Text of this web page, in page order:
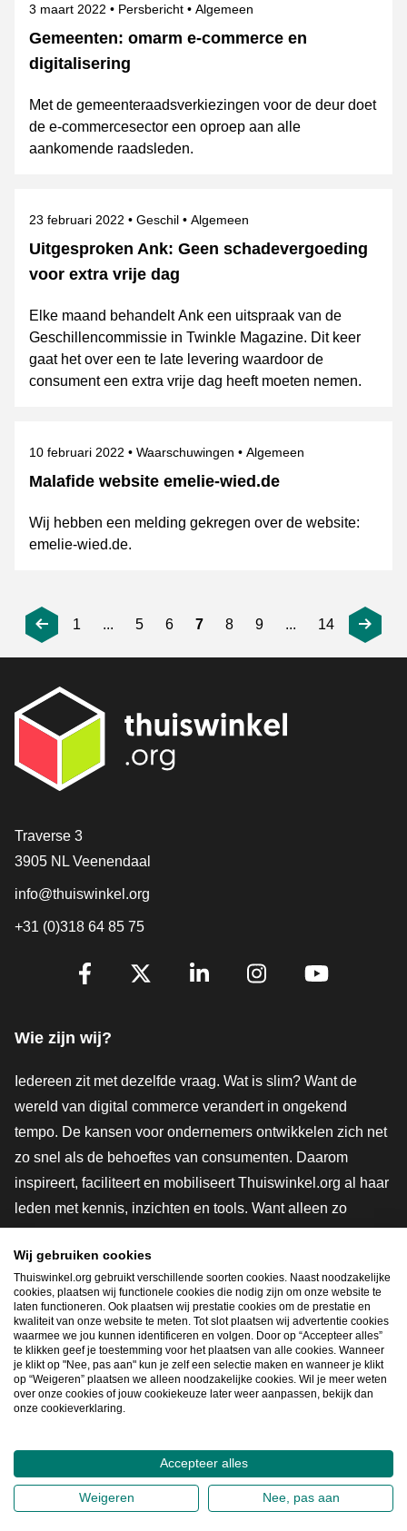
Gemeenten: omarm e-commerce en
digitalisering
Gepubliceerd op
3 maart 2022 Categorie
Persbericht Onderwerpen
Algemeen
Met de gemeenteraadsverkiezingen voor de deur doet
de e-commercesector een oproep aan alle
aankomende raadsleden.
Uitgesproken Ank: Geen schadevergoeding
voor extra vrije dag
Gepubliceerd op
23 februari 2022 Categorie
Geschil Onderwerpen
Algemeen
Elke maand behandelt Ank een uitspraak van de
Geschillencommissie in Twinkle Magazine. Dit keer
gaat het over een te late levering waardoor de
consument een extra vrije dag heeft moeten nemen.
Malafide website emelie-wied.de
Gepubliceerd op
10 februari 2022 Categorie
Waarschuwingen Onderwerpen
Algemeen
Wij hebben een melding gekregen over de website:
emelie-wied.de.
1 ... 5 6 7 8 9 ... 14
Contact
Traverse 3
3905 NL Veenendaal
info@thuiswinkel.org
+31 (0)318 64 85 75
Volg je ons al?
Wie zijn wij?
Iedereen zit met dezelfde vraag. Wat is slim? Want de
wereld van digital commerce verandert in ongekend
tempo. De kansen voor ondernemers ontwikkelen zich net
zo snel als de behoeftes van consumenten. Daarom
inspireert, faciliteert en mobiliseert Thuiswinkel.org al haar
leden met kennis, inzichten en tools. Want alleen zo
innovatievere toekomst. Dus groei ook mee en maak
shoppen slimmer.
Lid worden
Snel navigeren
2026©Thuiswinkel.org
Privacybeleid Cookieverklaring Sitemap
Wij gebruiken cookies
Thuiswinkel.org gebruikt verschillende soorten cookies. Naast noodzakelijke
cookies, plaatsen wij functionele cookies die nodig zijn om onze website te
laten functioneren. Ook plaatsen wij prestatie cookies om de prestatie en
kwaliteit van onze website te meten. Tot slot plaatsen wij advertentie cookies
waarmee we jou kunnen identificeren en volgen. Door op “Accepteer alles”
te klikken geef je toestemming voor het plaatsen van alle cookies. Wanneer
je klikt op "Nee, pas aan" kun je zelf een selectie maken en wanneer je klikt
op “Weigeren” plaatsen we alleen noodzakelijke cookies. Wil je meer weten
over onze cookies of jouw cookiekeuze later weer aanpassen, bekijk dan
onze cookieverklaring.
Accepteer alles
Weigeren Nee, pas aan